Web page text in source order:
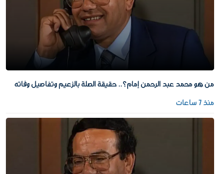
من هو محمد عبد الرحمن إمام؟.. حقيقة الصلة بالزعيم وتفاصيل وفاته
منذ 7 ساعات